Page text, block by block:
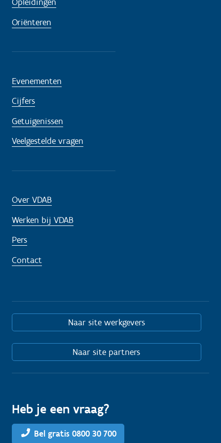
Oriënteren
Evenementen
Cijfers
Getuigenissen
Veelgestelde vragen
Over VDAB
Werken bij VDAB
Pers
Contact
Naar site werkgevers
Naar site partners
Heb je een vraag?
Bel gratis 0800 30 700